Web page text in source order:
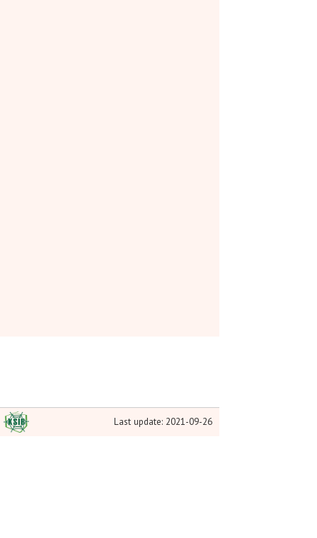
Last update: 2021-09-26